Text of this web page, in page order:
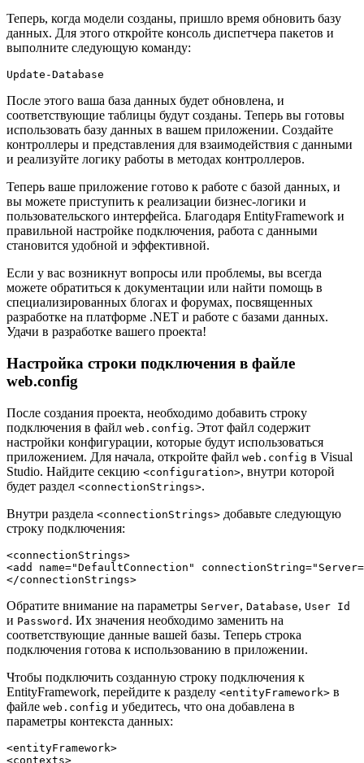
Теперь, когда модели созданы, пришло время обновить базу
данных. Для этого откройте консоль диспетчера пакетов и
выполните следующую команду:
Update-Database
После этого ваша база данных будет обновлена, и
соответствующие таблицы будут созданы. Теперь вы готовы
использовать базу данных в вашем приложении. Создайте
контроллеры и представления для взаимодействия с данными
и реализуйте логику работы в методах контроллеров.
Теперь ваше приложение готово к работе с базой данных, и
вы можете приступить к реализации бизнес-логики и
пользовательского интерфейса. Благодаря EntityFramework и
правильной настройке подключения, работа с данными
становится удобной и эффективной.
Если у вас возникнут вопросы или проблемы, вы всегда
можете обратиться к документации или найти помощь в
специализированных блогах и форумах, посвященных
разработке на платформе .NET и работе с базами данных.
Удачи в разработке вашего проекта!
Настройка строки подключения в файле
web.config
После создания проекта, необходимо добавить строку
подключения в файл web.config. Этот файл содержит
настройки конфигурации, которые будут использоваться
приложением. Для начала, откройте файл web.config в Visual
Studio. Найдите секцию <configuration>, внутри которой
будет раздел <connectionStrings>.
Внутри раздела <connectionStrings> добавьте следующую
строку подключения:
<connectionStrings>
<add name="DefaultConnection"
</connectionStrings>
Обратите внимание на параметры Server, Database, User Id
и Password . Их значения необходимо заменить на
соответствующие данные вашей базы. Теперь строка
подключения готова к использованию в приложении.
Чтобы подключить созданную строку подключения к
EntityFramework, перейдите к разделу <entityFramework> в
файле web.config и убедитесь, что она добавлена в
параметры контекста данных:
<entityFramework>
<contexts>